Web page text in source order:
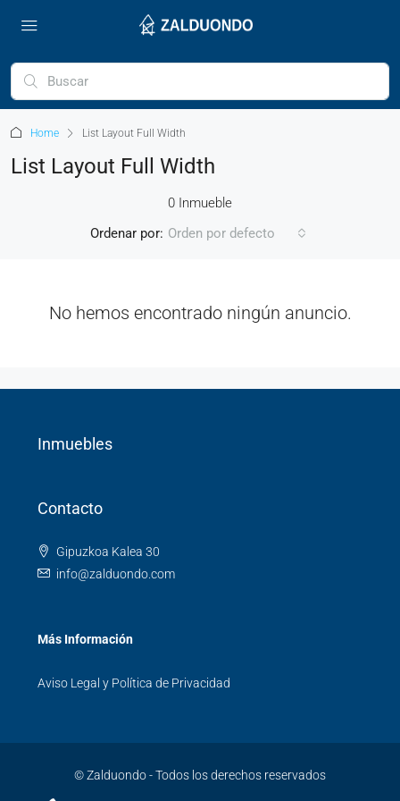
Home List Layout Full Width
List Layout Full Width
0 Inmueble
Ordenar por: Orden por defecto
No hemos encontrado ningún anuncio.
Inmuebles
Contacto
Gipuzkoa Kalea 30
info@zalduondo.com
Más Información
Aviso Legal y Política de Privacidad
© Zalduondo - Todos los derechos reservados